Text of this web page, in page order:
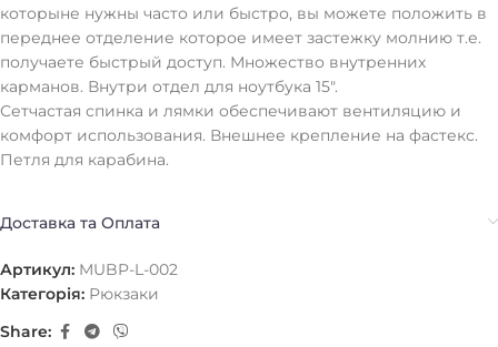
которыне нужны часто или быстро, вы можете положить в
переднее отделение которое имеет застежку молнию т.е.
получаете быстрый доступ. Множество внутренних
карманов. Внутри отдел для ноутбука 15".
Сетчастая спинка и лямки обеспечивают вентиляцию и
комфорт использования. Внешнее крепление на фастекс.
Петля для карабина.
Доставка та Оплата
Артикул: MUBP-L-002
Категорія: Рюкзаки
Share: